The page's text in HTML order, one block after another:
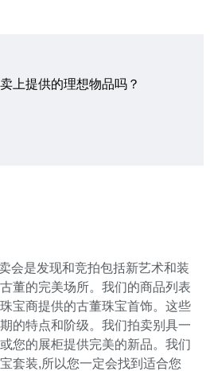
上提供的理想物品吗？
会是发现和竞拍包括新艺术和装
董的完美场所。我们的商品列表
宝商提供的古董珠宝首饰。这些
的特点和阶级。我们拍卖别具一
您的展柜提供完美的新品。我们
套装,所以您一定会找到适合您